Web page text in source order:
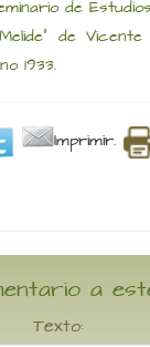
de
de
1933.
Imprimir.
a
Texto: